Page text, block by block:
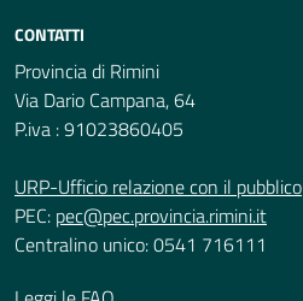
CONTATTI
Provincia di Rimini
Via Dario Campana, 64
P.iva : 91023860405
URP-Ufficio relazione con il pubblico
PEC: pec@pec.provincia.rimini.it
Centralino unico: 0541 716111